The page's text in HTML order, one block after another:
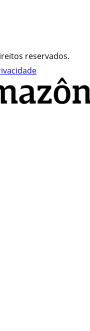
reservados.